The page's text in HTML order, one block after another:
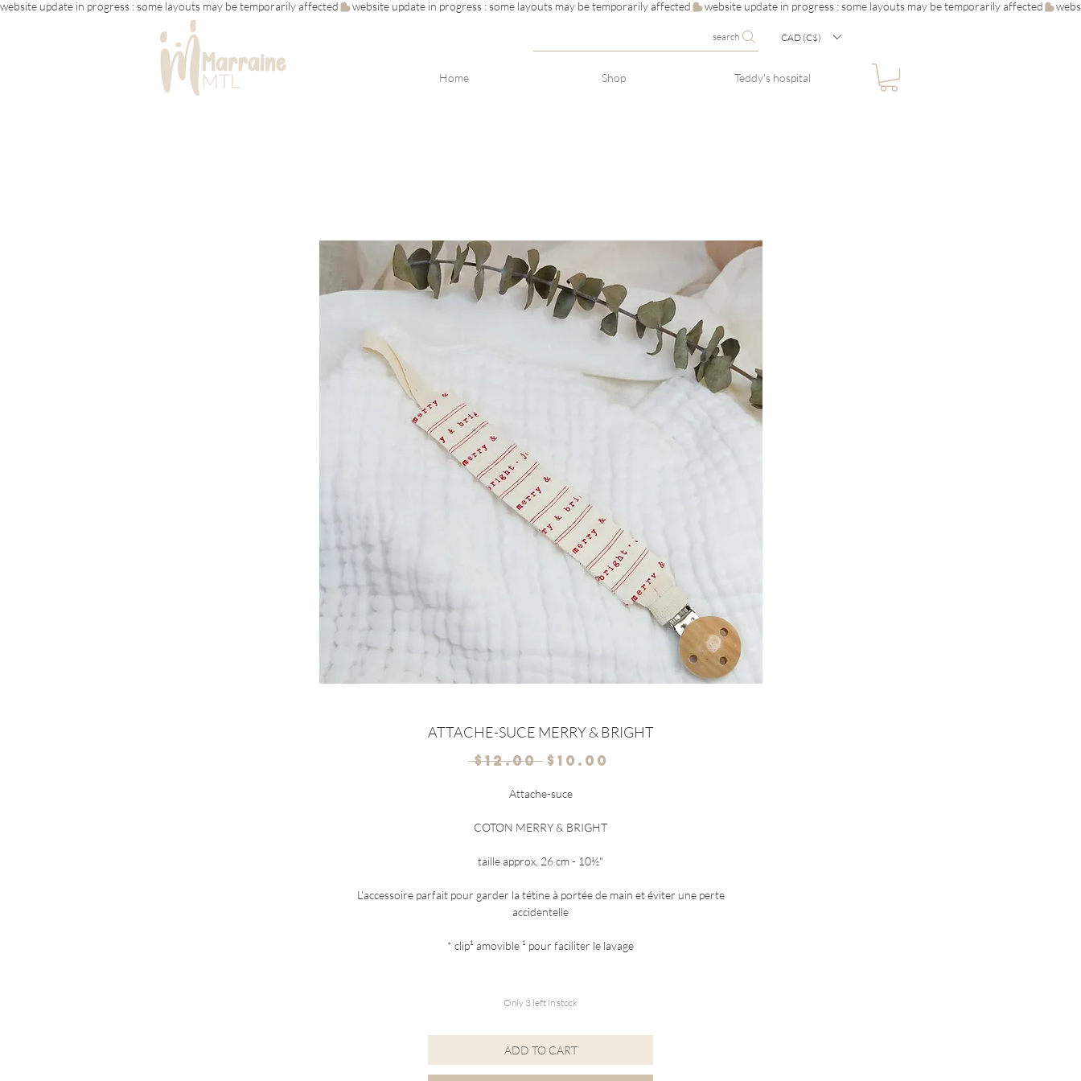
website update in progress : some layouts may be temporarily affected
search CAD (C$)
Home Shop Teddy's hospital
ATTACHE-SUCE MERRY & BRIGHT
$12.00 Regular
$10.00
Attache-suce
COTON MERRY & BRIGHT
taille approx. 26 cm - 10½"
L'accessoire parfait pour garder la tétine à portée de main et éviter une perte
accidentelle
* clip¹ amovible ¹ pour faciliter le lavage
Only 3 left in stock
ADD TO CART